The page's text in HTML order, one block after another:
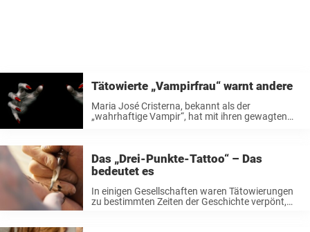
Tätowierte „Vampirfrau“ warnt andere
Maria José Cristerna, bekannt als der
„wahrhaftige Vampir“, hat mit ihren gewagten
ist nicht zu übersehen. Hinter ...
Das „Drei-Punkte-Tattoo“ – Das
bedeutet es
In einigen Gesellschaften waren Tätowierungen
zu bestimmten Zeiten der Geschichte verpönt,